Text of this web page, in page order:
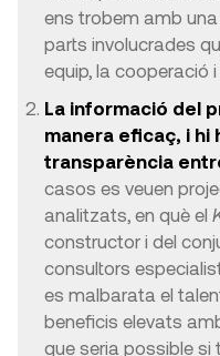
ens trobem amb una
parts involucrades
equip, la cooperació
La informació del
manera eficaç, i hi
transparència
casos es veuen
analitzats, en què el
constructor i del
consultors
es malbarata el
beneficis elevats
que seria possible si